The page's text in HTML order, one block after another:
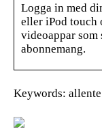
Logga in med
eller iPod touch
videoappar
abonnemang.
Keywords: